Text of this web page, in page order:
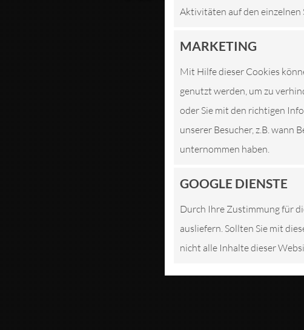
Aktivitäten auf den einzelnen
MARKETING
Mit Hilfe dieser Cookies
genutzt werden, um zu
oder Sie mit den richtigen
unserer Besucher, z.B. wann
unternommen haben.
GOOGLE DIENSTE
Durch Ihre Zustimmung für
ausliefern. Sollten Sie mit
nicht alle Inhalte dieser